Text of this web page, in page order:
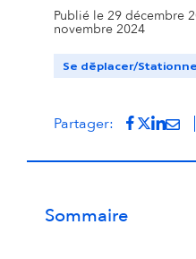
Publié le 29 décembre
novembre 2024
Se déplacer/
Partager:
Sommaire